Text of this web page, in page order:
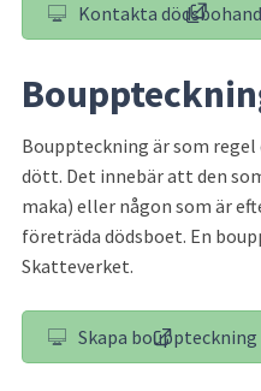
Kontakta (länk
Bouppteckning är som
dött. Det innebär att den
maka) eller någon som är
företräda dödsboet. En
Skatteverket.
Skapa bouppteckning
(länk till